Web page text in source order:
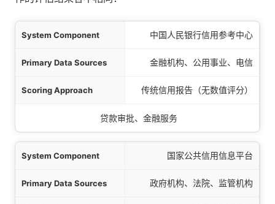
中国人民银行信用参考中心
金融机构、公用事业、电信
传统信用报告（无数值评分）
贷款审批、金融服务
国家公共信用信息平台
政府机构、法院、监管机构